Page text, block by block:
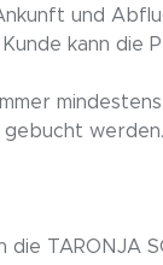
und
kann die
gebucht werden.
die TARONJA